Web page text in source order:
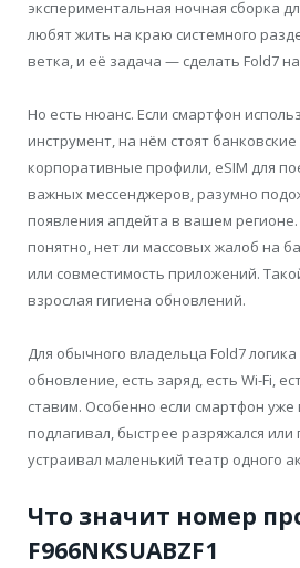
экспериментальная ночная сборка
любят жить на краю системного
ветка, и её задача — сделать Fold7
Но есть нюанс. Если смартфон
инструмент, на нём стоят
корпоративные профили, eSIM для
важных мессенджеров, разумно
появления апдейта в вашем
понятно, нет ли массовых жалоб на
или совместимость приложений.
взрослая гигиена обновлений.
Для обычного владельца Fold7
обновление, есть заряд, есть Wi-Fi,
ставим. Особенно если смартфон уже
подлагивал, быстрее разряжался
устраивал маленький театр одного
Что значит номер
F966NKSUABZF1